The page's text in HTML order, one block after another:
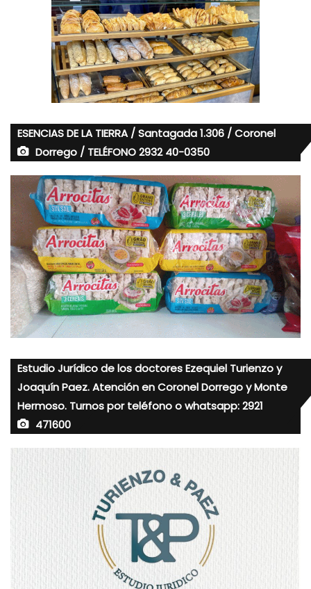
ESENCIAS DE LA TIERRA / Santagada 1.306 / Coronel
Dorrego / TELÉFONO 2932 40-0350
Estudio Jurídico de los doctores Ezequiel Turienzo y
Joaquín Paez. Atención en Coronel Dorrego y Monte
Hermoso. Turnos por teléfono o whatsapp: 2921
471600